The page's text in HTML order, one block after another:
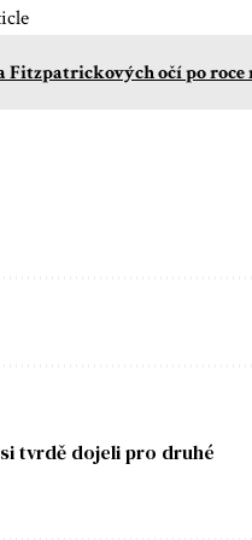
Fitzpatrickových očí po roce
tvrdě dojeli pro druhé